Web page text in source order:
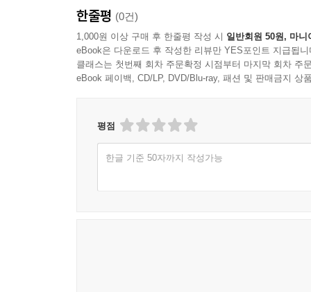
한줄평 (0건)
1,000원 이상 구매 후 한줄평 작성 시 일반회원 50원, 마니
eBook은 다운로드 후 작성한 리뷰만 YES포인트 지급됩니
클래스는 첫번째 회차 주문확정 시점부터 마지막 회차 주
eBook 페이백, CD/LP, DVD/Blu-ray, 패션 및 판매금지 상
평점
한글 기준 50자까지 작성가능